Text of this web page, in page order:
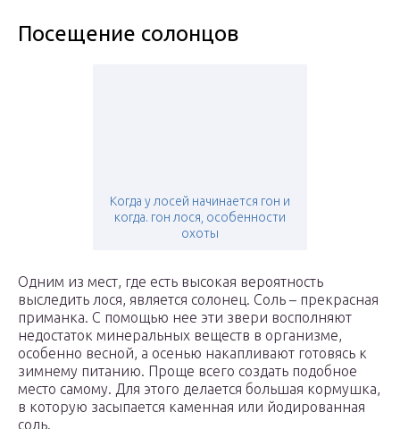
Посещение солонцов
Когда у лосей начинается гон и
когда. гон лося, особенности
охоты
Одним из мест, где есть высокая вероятность
выследить лося, является солонец. Соль – прекрасная
приманка. С помощью нее эти звери восполняют
недостаток минеральных веществ в организме,
особенно весной, а осенью накапливают готовясь к
зимнему питанию. Проще всего создать подобное
место самому. Для этого делается большая кормушка,
в которую засыпается каменная или йодированная
соль.